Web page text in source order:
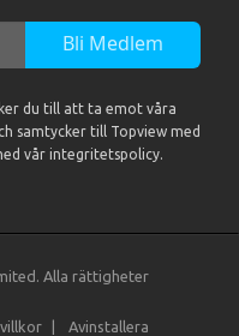
Bli Medlem
du till att ta emot våra
samtycker till Topview med
vår integritetspolicy.
Alla rättigheter
Avinstallera